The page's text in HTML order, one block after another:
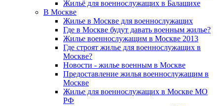
Жильё для военнослужащих в Балашихе
В Москве
Жилье в Москве для военнослужащих
Где в Москве будут давать военным жилье?
Жилье военнослужащим в Москве 2013
Где строят жилье для военнослужащих в
Москве?
Новости - жилье военным в Москве
Предоставление жилья военнослужащим в
Москве
Жилье для военнослужащих в Москве МО
РФ